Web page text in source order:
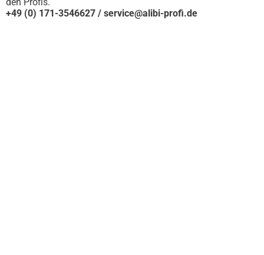
den Profis.
+49 (0) 171-3546627 / service@alibi-profi.de